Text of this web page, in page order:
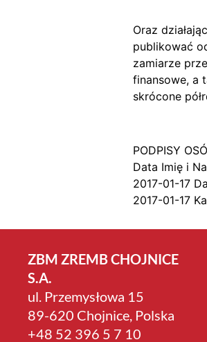
Oraz
publikować
zamiarze
finansowe, a
skrócone
PODPISY
Data Imię i
2017-01-17
2017-01-17
ZBM ZREMB CHOJNICE
S.A.
ul. Przemysłowa 15
89-620 Chojnice, Polska
+4­8 52 396 5 7 10